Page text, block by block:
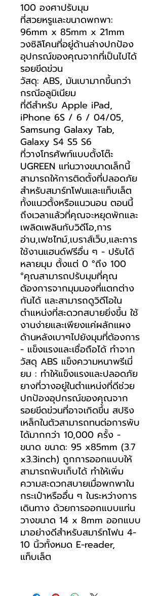
100 องศาปรับมุม
ที่สวยหรูและขนาดพกพา:
96mm x 85mm x 21mm
วงซิลิโคนที่อยู่ด้านล่างปกป้อง
อุปกรณ์ของคุณจากที่เป็นไปได้
รอยขีดข่วน
วัสดุ: ABS, มันเบามากขึ้นกว่า
กรณีอลูมิเนียม
ที่ดีสำหรับ Apple iPad,
iPhone 6S / 6 / 04/05,
Samsung Galaxy Tab,
Galaxy S4 S5 S6
ที่วางโทรศัพท์แบบตั้งโต๊ะ
UGREEN แท่นวางขนาดเล็กนี้
สามารถให้การติดตั้งที่ปลอดภัย
สำหรับสมาร์ทโฟนและแท็บเล็ต
ทั้งแนวตั้งหรือแนวนอน ตอนนี้
ถึงเวลาแล้วที่คุณจะหยุดพักและ
เพลิดเพลินกับวิดีโอ,การ
อ่าน,เฟซไทม์,เบราส์เว็บ,และการ
ใช้งานแฮนด์ฟรีอื่น ๆ - ปรับได้
หลายมุม ตั้งแต่ 0 °ถึง 100
°คุณสามารถปรับมุมที่คุณ
ต้องการจากมุมมองที่แตกต่าง
กันได้ และสามารถดูวิดีโอใน
ตำแหน่งที่สะดวกสบายยิ่งขึ้น ใช้
งานง่ายและเพียงแค่ผลักแผง
ด้านหลังเบาๆไปยังมุมที่ต้องการ
- แข็งแรงและเชื่อถือได้ ทำจาก
วัสดุ ABS แข็งความหนาพรีเมี่
ยม : ทำให้แข็งแรงและปลอดภัย
ยางที่วางอยู่ในตำแหน่งที่ดีช่วย
ปกป้องอุปกรณ์ของคุณจาก
รอยขีดข่วนที่อาจเกิดขึ้น สปริง
เหล็กในตัวสามารถทนต่อการพับ
ได้มากกว่า 10,000 ครั้ง -
ขนาด ขนาด: 95 x85mm (3.7
x3.3inch) ถูกการออกแบบให้
สามารถพับเก็บได้ ทำให้เพิ่ม
ความสะดวกสบายเมื่อพกพาใน
กระเป๋าหรืออื่น ๆ ในระหว่างการ
เดินทาง ด้วยการออกแบบแท่น
วางขนาด 14 x 8mm ออกแบบ
มาอย่างดีสำหรับสมาร์ทโฟน 4-
10 นิ้วทั้งหมด E-reader,
แท็บเล็ต